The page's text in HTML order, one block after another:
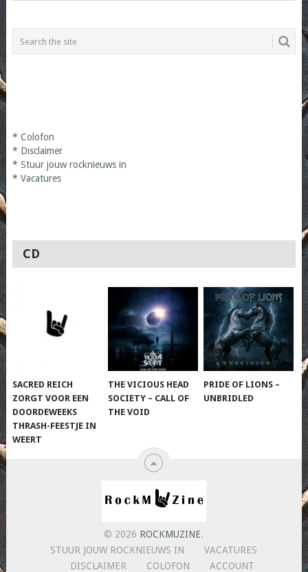
* Colofon
* Disclaimer
* Stuur jouw rocknieuws in
* Vacatures
CD
SACRED REICH
ZORGT VOOR EEN
DOORDEWEEKS
THRASH-FEESTJE IN
WEERT
THE VICIOUS HEAD
SOCIETY – CALL OF
THE VOID
PRIDE OF LIONS –
UNBRIDLED
© 2026 ROCKMUZINE.
STUUR JOUW ROCKNIEUWS IN
VACATURES
DISCLAIMER
COLOFON ACCOUNT